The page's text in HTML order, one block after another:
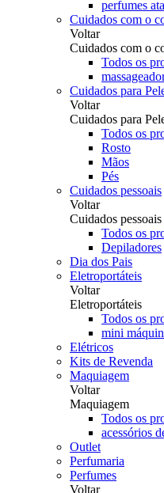
perfumes
Cuidados com o
Voltar
Cuidados com o
Todos os
Cuidados para
Voltar
Cuidados para
Todos os
Rosto
Mãos
Pés
Cuidados pessoais
Voltar
Cuidados pessoais
Todos os
Depiladores
Dia dos Pais
Eletroportáteis
Voltar
Eletroportáteis
Todos os
mini
Elétricos
Kits de Revenda
Maquiagem
Voltar
Maquiagem
Todos os
acessórios
Outlet
Perfumaria
Perfumes
Voltar